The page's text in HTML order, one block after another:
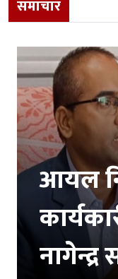
समाचार
आयल